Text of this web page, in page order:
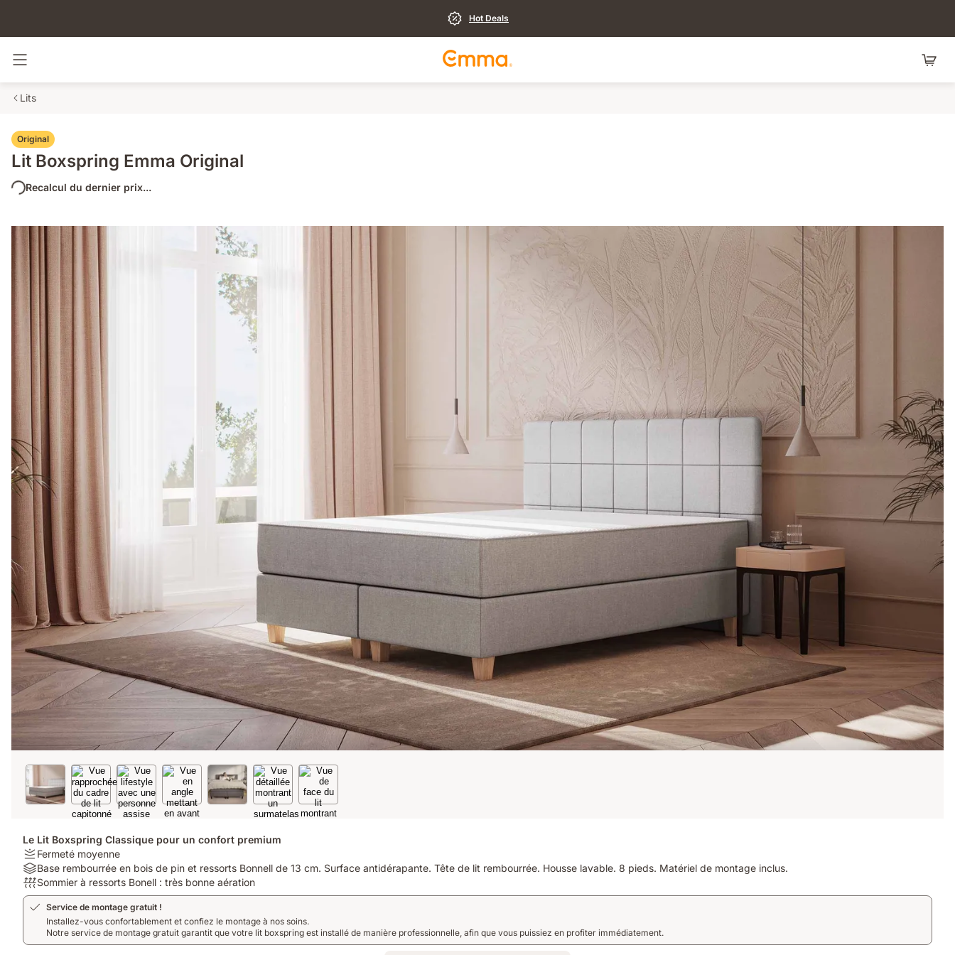
Hot Deals
Lits
Original
Lit Boxspring Emma Original
Recalcul du dernier prix...
Le Lit Boxspring Classique pour un confort premium
Firmness:
Fermeté
moyenne
Fermeté moyenne
Material:
Base
rembourrée
en
de
Base rembourrée en bois de pin et ressorts Bonnell de 13 cm. Surface antidérapante. Tête de lit rembourrée. Housse lavable. 8 pieds. Matériel de montage inclus.
Respirabilité:
Sommier
ressorts
Bonell
Sommier à ressorts Bonell : très bonne aération
Service de montage gratuit !
Installez-vous confortablement et confiez le montage à nos soins.
Notre service de montage gratuit garantit que votre lit boxspring est installé de manière professionnelle, afin que vous puissiez en profiter immédiatement.